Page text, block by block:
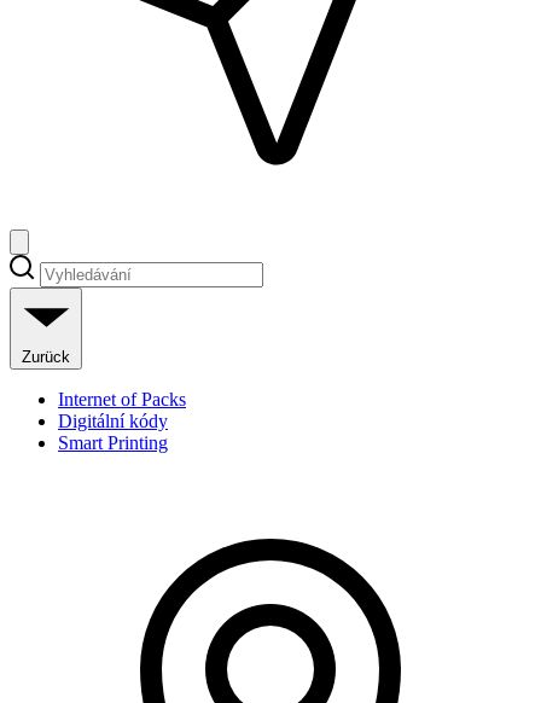
Zurück
Internet of Packs
Digitální kódy
Smart Printing